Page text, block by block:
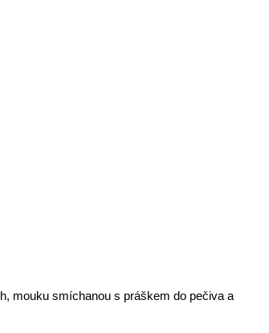
mouku smíchanou s práškem do pečiva a